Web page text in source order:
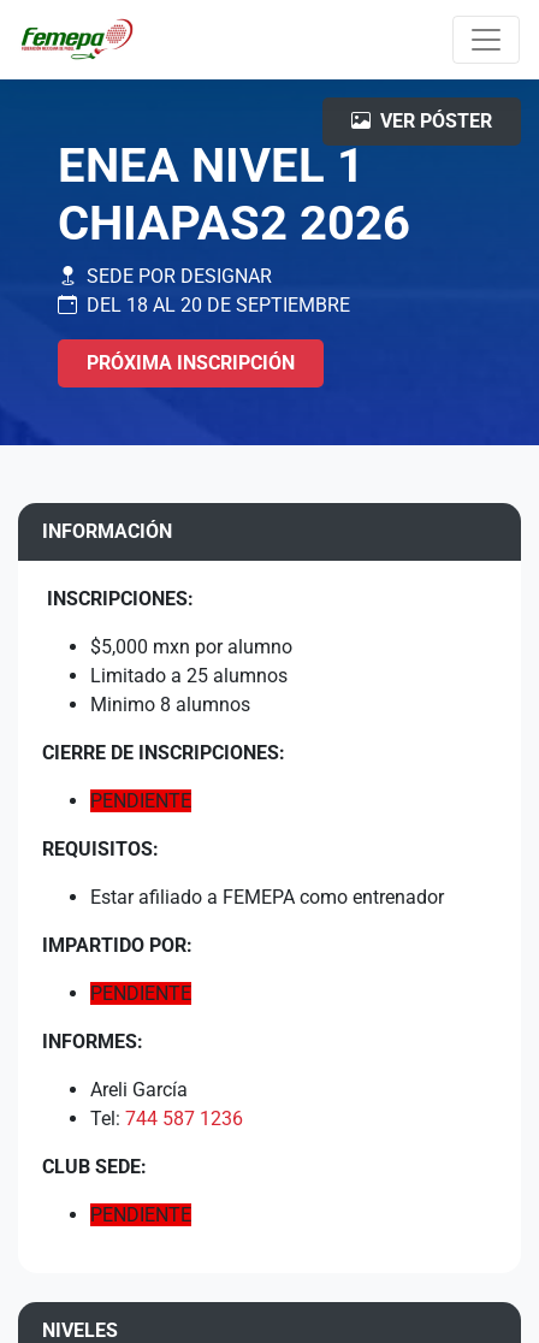
VER PÓSTER
ENEA NIVEL 1
CHIAPAS2 2026
SEDE POR DESIGNAR
DEL 18 AL 20 DE SEPTIEMBRE
PRÓXIMA INSCRIPCIÓN
INFORMACIÓN
INSCRIPCIONES:
$5,000 mxn por alumno
Limitado a 25 alumnos
Minimo 8 alumnos
CIERRE DE INSCRIPCIONES:
PENDIENTE
REQUISITOS:
Estar afiliado a FEMEPA como entrenador
IMPARTIDO POR:
PENDIENTE
INFORMES:
Areli García
Tel: 744 587 1236
CLUB SEDE:
PENDIENTE
NIVELES